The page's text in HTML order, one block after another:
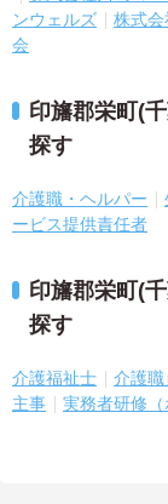
ンウェルズ
株式会
会
印旛郡栄町(
探す
介護職・ヘルパー
ービス提供責任者
印旛郡栄町(
探す
介護福祉士 介護職
主事
実務者研修（